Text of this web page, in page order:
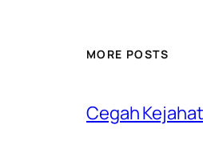
MORE POSTS
Cegah